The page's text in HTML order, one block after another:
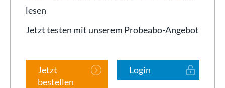
lesen
Jetzt testen mit unserem Probeabo-Angebot
Jetzt
bestellen
Login